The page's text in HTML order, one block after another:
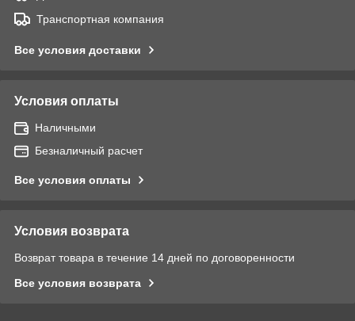
Транспортная компания
Все условия доставки
Условия оплаты
Наличными
Безналичный расчет
Все условия оплаты
Условия возврата
Возврат товара в течение 14 дней по договоренности
Все условия возврата